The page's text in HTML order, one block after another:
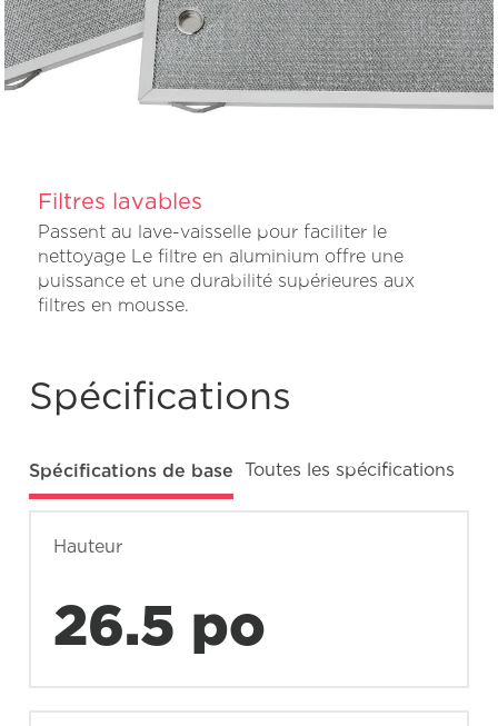
Filtres lavables
Passent au lave-vaisselle pour faciliter le
nettoyage Le filtre en aluminium offre une
puissance et une durabilité supérieures aux
filtres en mousse.
Spécifications
Spécifications de base Toutes les spécifications
Hauteur
26.5 po